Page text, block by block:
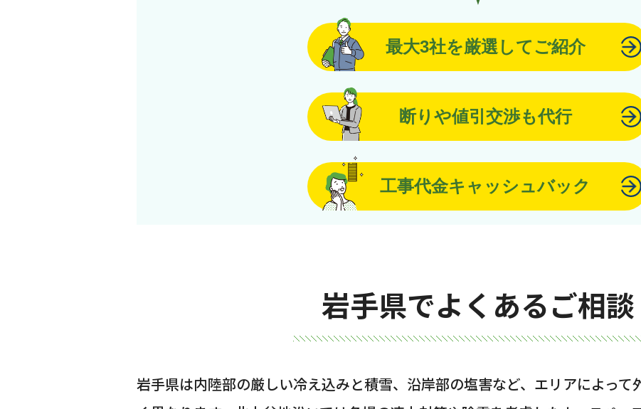
最大3社を厳選してご紹介
断りや値引交渉も代行
工事代金キャッシュバック
岩手県でよくあるご相談
岩手県は内陸部の厳しい冷え込みと積雪、沿岸部の塩害など、エリアによって